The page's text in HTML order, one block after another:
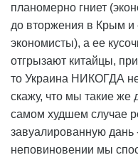
планомерно гниет
до вторжения в Крым и
экономисты), а ее
отгрызают китайцы,
то Украина НИКОГДА
скажу, что мы такие же
самом худшем случае
завуалированную дань
неповиновении мы